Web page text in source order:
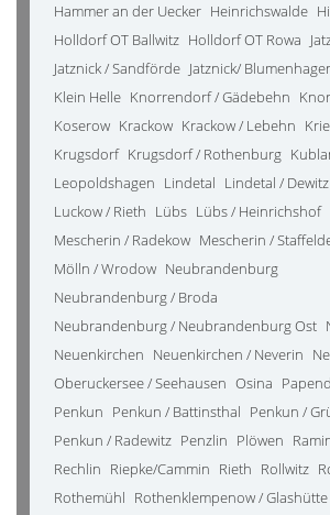
Hammer an der Uecker Heinrichswalde
Holldorf OT Ballwitz Holldorf OT Rowa
Jatznick / Sandförde Jatznick/
Klein Helle Knorrendorf / Gädebehn
Koserow Krackow Krackow / Lebehn
Krugsdorf Krugsdorf / Rothenburg
Leopoldshagen Lindetal Lindetal / Dewitz
Luckow / Rieth Lübs Lübs / Heinrichshof
Mescherin / Radekow Mescherin /
Mölln / Wrodow Neubrandenburg
Neubrandenburg / Broda
Neubrandenburg / Neubrandenburg Ost
Neuenkirchen Neuenkirchen / Neverin
Oberuckersee / Seehausen Osina
Penkun Penkun / Battinsthal Penkun /
Penkun / Radewitz Penzlin Plöwen
Rechlin Riepke/Cammin Rieth Rollwitz
Rothemühl Rothenklempenow / Glashütte